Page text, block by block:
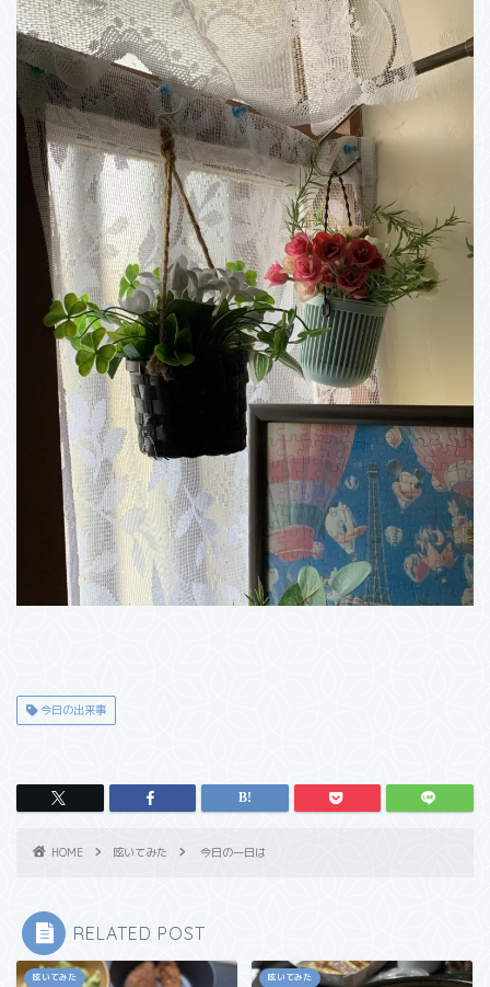
今日の出来事
HOME 呟いてみた 今日の一日は
RELATED POST
呟いてみた 呟いてみた